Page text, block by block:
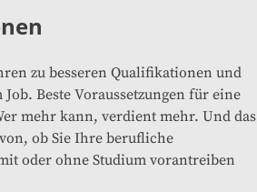
zu besseren Qualifikationen und
Beste Voraussetzungen für eine
mehr kann, verdient mehr. Und das
ob Sie Ihre berufliche
oder ohne Studium vorantreiben